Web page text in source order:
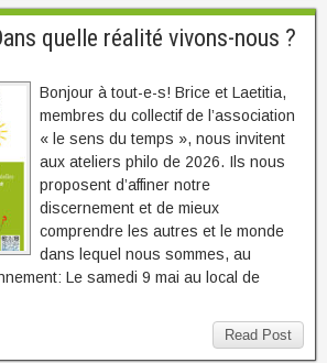
quelle réalité vivons-nous ?
Bonjour à tout-e-s! Brice et Laetitia,
membres du collectif de l’association
« le sens du temps », nous invitent
aux ateliers philo de 2026. Ils nous
proposent d’affiner notre
discernement et de mieux
comprendre les autres et le monde
dans lequel nous sommes, au
Le samedi 9 mai au local de
Read Post